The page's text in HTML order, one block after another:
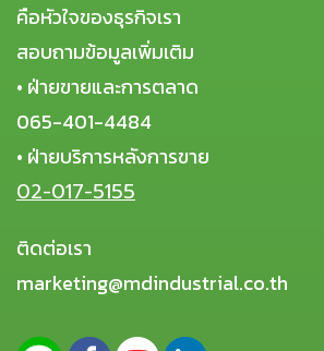
คือหัวใจของธุรกิจเรา
สอบถามข้อมูลเพิ่มเติม
• ฝ่ายขายและการตลาด
065-401-4484
• ฝ่ายบริการหลังการขาย
02-017-5155
ติดต่อเรา
marketing@mdindustrial.co.th